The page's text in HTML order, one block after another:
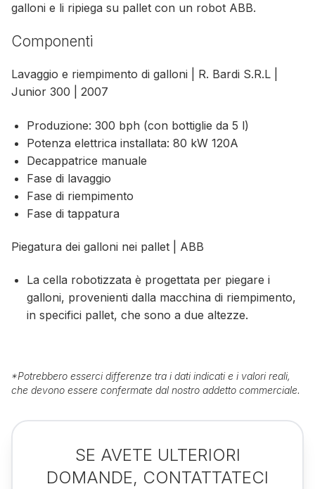
galloni e li ripiega su pallet con un robot ABB.
Componenti
Lavaggio e riempimento di galloni | R. Bardi S.R.L |
Junior 300 | 2007
Produzione: 300 bph (con bottiglie da 5 l)
Potenza elettrica installata: 80 kW 120A
Decappatrice manuale
Fase di lavaggio
Fase di riempimento
Fase di tappatura
Piegatura dei galloni nei pallet | ABB
La cella robotizzata è progettata per piegare i
galloni, provenienti dalla macchina di riempimento,
in specifici pallet, che sono a due altezze.
*Potrebbero esserci differenze tra i dati indicati e i valori reali,
che devono essere confermate dal nostro addetto commerciale.
SE AVETE ULTERIORI
DOMANDE, CONTATTATECI